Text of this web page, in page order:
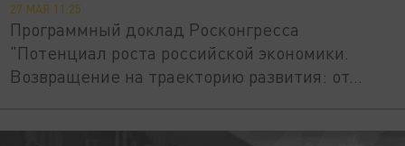
27 МАЯ 11:25
Программный доклад Росконгресса
"Потенциал роста российской экономики.
Возвращение на траекторию развития: от...